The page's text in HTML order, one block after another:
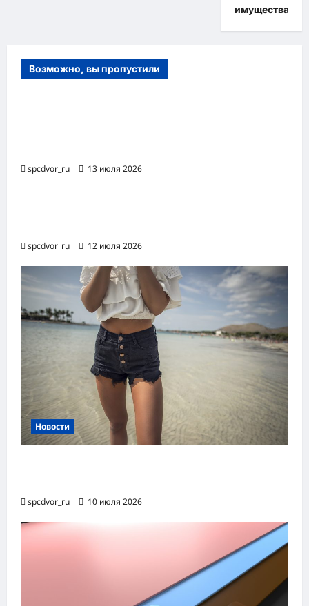
имущества
Возможно, вы пропустили
spcdvor_ru 13 июля 2026
spcdvor_ru 12 июля 2026
Новости
spcdvor_ru 10 июля 2026